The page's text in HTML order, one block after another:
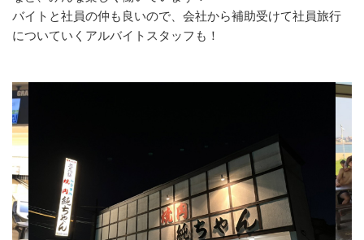
バイトと社員の仲も良いので、会社から補助受けて社員旅行
についていくアルバイトスタッフも！